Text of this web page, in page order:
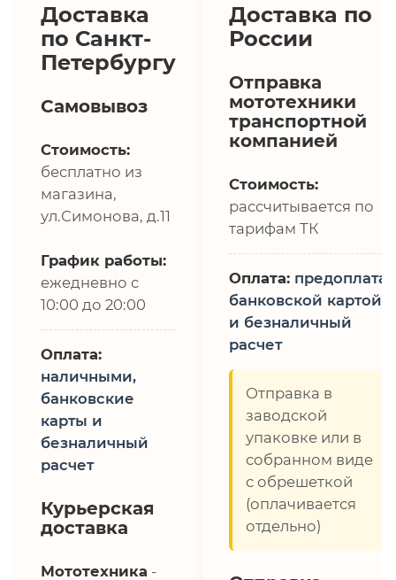
Доставка
по Санкт-
Петербургу
Самовывоз
Стоимость:
бесплатно из
магазина,
ул.Симонова, д.11
График работы:
ежедневно с
10:00 до 20:00
Оплата:
наличными,
банковские
карты и
безналичный
расчет
Курьерская
доставка
Мототехника -
Доставка по
России
Отправка
мототехники
транспортной
компанией
Стоимость:
рассчитывается по
тарифам ТК
Оплата: предоплата,
банковской картой
и безналичный
расчет
Отправка в
заводской
упаковке или в
собранном виде
с обрешеткой
(оплачивается
отдельно)